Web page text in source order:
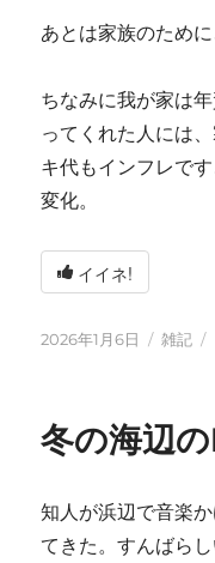
あとは家族のため
ちなみに我が家は
ってくれた人には
キ代もインフレで
変化。
イイネ!
投
2026年1月6日
カ
ー
雑記
冬の海辺
知人が浜辺で音楽
てきた。すんばら